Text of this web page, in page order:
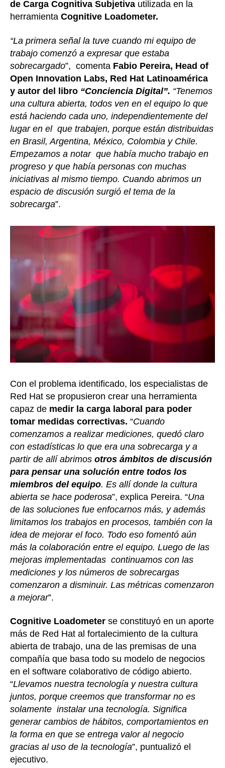
de Carga Cognitiva Subjetiva utilizada en la
herramienta Cognitive Loadometer.
“La primera señal la tuve cuando mi equipo de
trabajo comenzó a expresar que estaba
sobrecargado”, comenta Fabio Pereira, Head of
Open Innovation Labs, Red Hat Latinoamérica
y autor del libro “Conciencia Digital”. “Tenemos
una cultura abierta, todos ven en el equipo lo que
está haciendo cada uno, independientemente del
lugar en el que trabajen, porque están distribuidas
en Brasil, Argentina, México, Colombia y Chile.
Empezamos a notar que había mucho trabajo en
progreso y que había personas con muchas
iniciativas al mismo tiempo. Cuando abrimos un
espacio de discusión surgió el tema de la
sobrecarga”.
Con el problema identificado, los especialistas de
Red Hat se propusieron crear una herramienta
capaz de medir la carga laboral para poder
tomar medidas correctivas. “Cuando
comenzamos a realizar mediciones, quedó claro
con estadísticas lo que era una sobrecarga y a
partir de allí abrimos otros ámbitos de discusión
para pensar una solución entre todos los
miembros del equipo. Es allí donde la cultura
abierta se hace poderosa”, explica Pereira. “Una
de las soluciones fue enfocarnos más, y además
limitamos los trabajos en procesos, también con la
idea de mejorar el foco. Todo eso fomentó aún
más la colaboración entre el equipo. Luego de las
mejoras implementadas continuamos con las
mediciones y los números de sobrecargas
comenzaron a disminuir. Las métricas comenzaron
a mejorar”.
Cognitive Loadometer se constituyó en un aporte
más de Red Hat al fortalecimiento de la cultura
abierta de trabajo, una de las premisas de una
compañía que basa todo su modelo de negocios
en el software colaborativo de código abierto.
“Llevamos nuestra tecnología y nuestra cultura
juntos, porque creemos que transformar no es
solamente instalar una tecnología. Significa
generar cambios de hábitos, comportamientos en
la forma en que se entrega valor al negocio
gracias al uso de la tecnología”, puntualizó el
ejecutivo.